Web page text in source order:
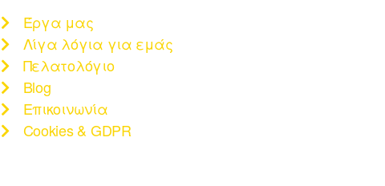
Έργα μας
Λίγα λόγια για εμάς
Πελατολόγιο
Blog
Επικοινωνία
Cookies & GDPR